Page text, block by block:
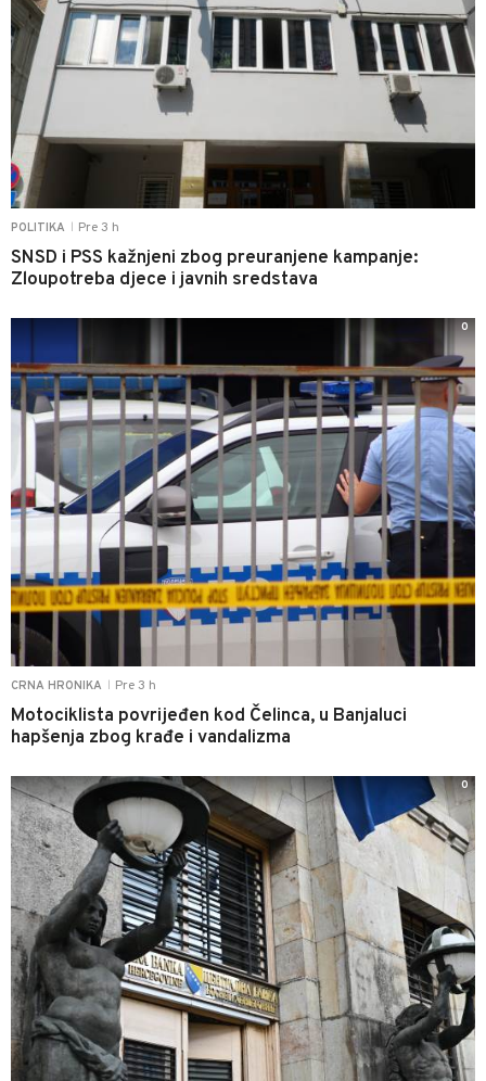
POLITIKA Pre 3 h
SNSD i PSS kažnjeni zbog preuranjene kampanje:
Zloupotreba djece i javnih sredstava
CRNA HRONIKA Pre 3 h
Motociklista povrijeđen kod Čelinca, u Banjaluci
hapšenja zbog krađe i vandalizma
0
0